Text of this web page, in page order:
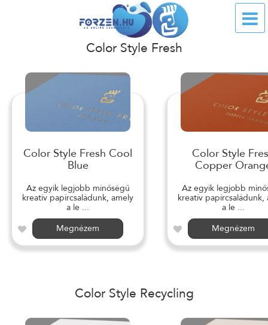
Color Style Fresh
Color Style Fresh Cool
Blue
Az egyik legjobb minőségű
kreatív papírcsaládunk, amely
a le ...
Megnézem
Color Style
Copper
Az egyik legjobb
kreatív papírcsaládunk,
a le ...
Megnézem
Color Style Recycling